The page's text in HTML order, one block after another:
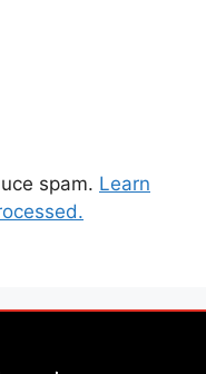
spam. Learn